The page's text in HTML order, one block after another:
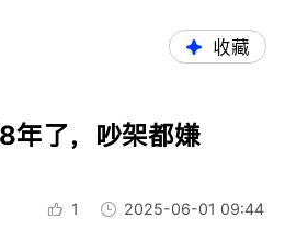
收藏
年了，吵架都嫌
1 2025-06-01 09:44